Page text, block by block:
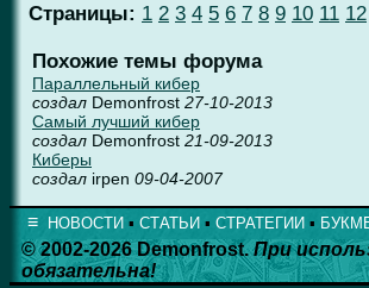
Страницы: 1 2 3 4 5 6 7 8 9 10 11 12
Похожие темы форума
Параллельный кибер
создал Demonfrost 27-10-2013
Самый лучший кибер
создал Demonfrost 21-09-2013
Киберы
создал irpen 09-04-2007
≡ НОВОСТИ ▪ СТАТЬИ ▪ СТРАТЕГИИ ▪
© 2002-2026 Demonfrost.При
обязательна!